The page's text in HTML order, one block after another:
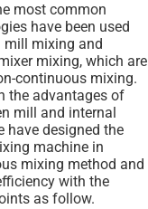
most common
have been used
mill mixing and
mixing, which are
continuous mixing.
the advantages of
mill and internal
have designed the
machine in
mixing method and
with the
as follow.